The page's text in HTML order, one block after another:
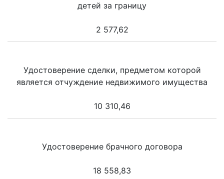
детей за границу
2 577,62
Удостоверение сделки, предметом которой
является отчуждение недвижимого имущества
10 310,46
Удостоверение брачного договора
18 558,83